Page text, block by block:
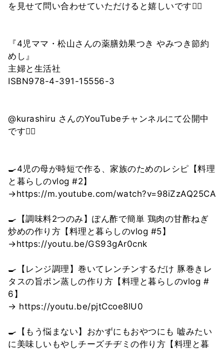
を見せて問い合わせていただけると嬉しいです🙇‍♀️
『4児ママ・松山さんの薬膳効果つき やみつき節約
めし』
主婦と生活社
ISBN978-4-391-15556-3
@kurashiru さんのYouTubeチャンネルにて公開中
です🙇‍♀️
🍳4児の母が時短で作る、家族のためのレシピ【料理
と暮らしのvlog #2】
→https://m.youtube.com/watch?v=98iZzAQ25CA
🍳【調味料2つのみ】ぽん酢で簡単 鶏肉の甘酢ねぎ
炒めの作り方【料理と暮らしのvlog #5】
→https://youtu.be/GS93gAr0cnk
🍳【レンジ調理】巻いてレンチンするだけ 豚巻きレ
タスの旨ポン蒸しの作り方【料理と暮らしのvlog #
6】
→ https://youtu.be/pjtCcoe8lU0
🍳【もう悩まない】おかずにもおやつにも 嘘みたい
に美味しいもやしチーズチヂミの作り方【料理と暮